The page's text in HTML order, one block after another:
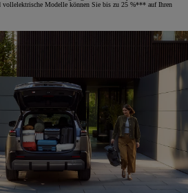
vollelektrische Modelle können Sie bis zu 25 %*** auf Ihren